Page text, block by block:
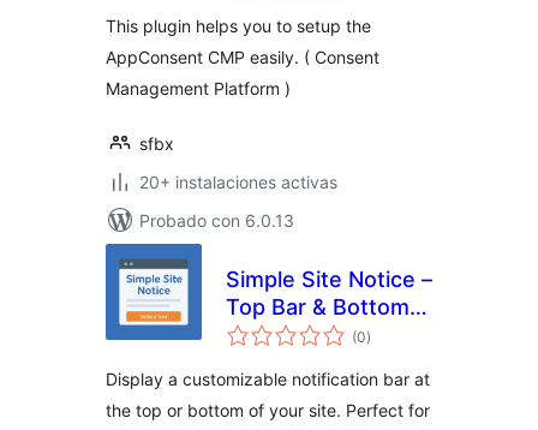
This plugin helps you to setup the
AppConsent CMP easily. ( Consent
Management Platform )
sfbx
20+ instalaciones activas
Probado con 6.0.13
Simple Site Notice –
Top Bar & Bottom
Bar
(0valoraciones
en
)
Display a customizable notification bar at
the top or bottom of your site. Perfect for